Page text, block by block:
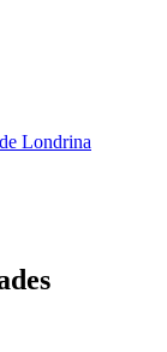
Londrina